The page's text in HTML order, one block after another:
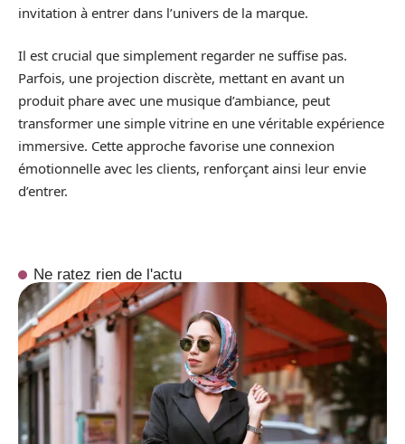
invitation à entrer dans l’univers de la marque.
Il est crucial que simplement regarder ne suffise pas.
Parfois, une projection discrète, mettant en avant un
produit phare avec une musique d’ambiance, peut
transformer une simple vitrine en une véritable expérience
immersive. Cette approche favorise une connexion
émotionnelle avec les clients, renforçant ainsi leur envie
d’entrer.
Ne ratez rien de l'actu